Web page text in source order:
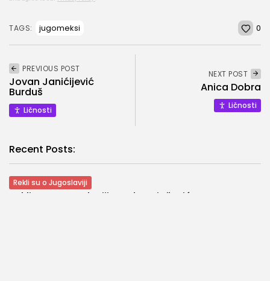
TAGS: jugomeksi 0
PREVIOUS POST
Jovan Janićijević
Burduš
Ličnosti
NEXT POST
Anica Dobra
Ličnosti
Recent Posts:
Rekli su o Jugoslaviji
Rekli su o Jugoslaviji – Dule Vujošević